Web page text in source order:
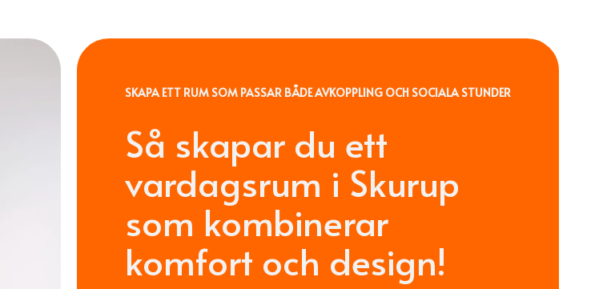
SKAPA ETT RUM SOM PASSAR BÅDE AVKOPPLING OCH SOCIALA STUNDER
Så skapar du ett
vardagsrum i Skurup
som kombinerar
komfort och design!